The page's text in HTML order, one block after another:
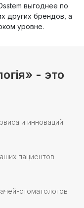
выгоднее по
других брендов, а
уровне.
- это
и инноваций
пациентов
стоматологов